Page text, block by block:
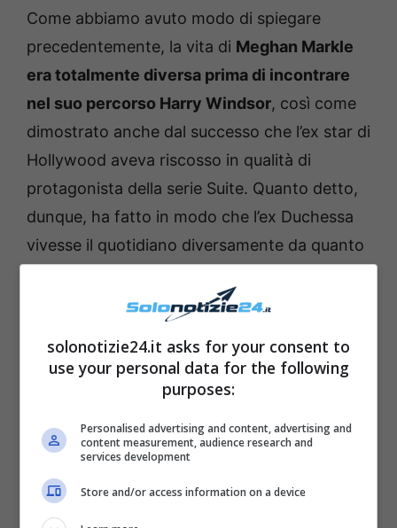
Come abbiamo avuto modo di spiegare
precedentemente, la vita di Meghan Markle
era totalmente diversa prima di incontrare
nel suo percorso Harry Windsor, così come
dimostrato anche dal successo che l’ex star di
Hollywood aveva riscosso in qualità di
protagonista della serie Suite. Quanto detto,
dunque, ha fatto in modo che l’ex Duchessa
vivesse il quotidiano diversamente da quanto
sui social network.
solonotizie24.it asks for your consent to
use your personal data for the following
purposes:
Personalised advertising and content, advertising and
content measurement, audience research and
services development
Store and/or access information on a device